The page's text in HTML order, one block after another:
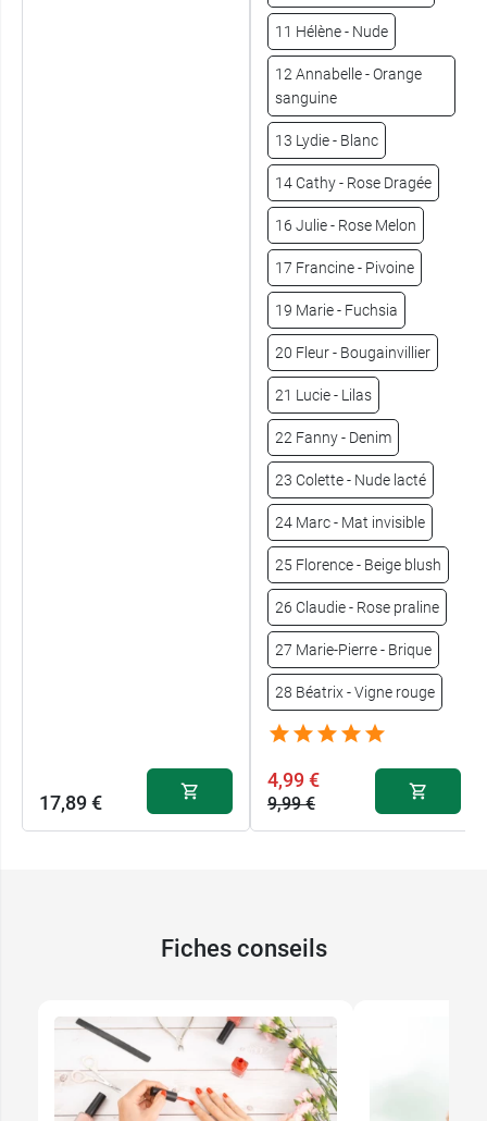
17,89 €
11 Hélène - Nude
12 Annabelle - Orange
sanguine
13 Lydie - Blanc
14 Cathy - Rose Dragée
16 Julie - Rose Melon
17 Francine - Pivoine
19 Marie - Fuchsia
20 Fleur - Bougainvillier
21 Lucie - Lilas
22 Fanny - Denim
23 Colette - Nude lacté
24 Marc - Mat invisible
25 Florence - Beige blush
26 Claudie - Rose praline
27 Marie-Pierre - Brique
28 Béatrix - Vigne rouge
4,99 €
9,99 €
Rose Bonbon
02 Zazie -
Rouge
03 Caroline -
Fiches conseils